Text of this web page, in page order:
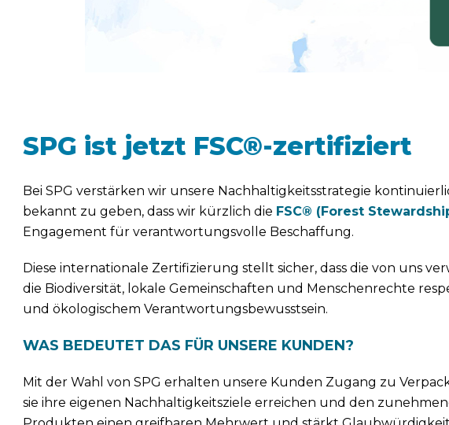
SPG ist jetzt FSC®-zertifiziert
Bei SPG verstärken wir unsere Nachhaltigkeitsstrategie
bekannt zu geben, dass wir kürzlich die FSC® (Forest
Engagement für verantwortungsvolle Beschaffung.
Diese internationale Zertifizierung stellt sicher, dass die von uns
die Biodiversität, lokale Gemeinschaften und Menschenrechte
und ökologischem Verantwortungsbewusstsein.
WAS BEDEUTET DAS FÜR UNSERE KUNDEN?
Mit der Wahl von SPG erhalten unsere Kunden Zugang zu
sie ihre eigenen Nachhaltigkeitsziele erreichen und den